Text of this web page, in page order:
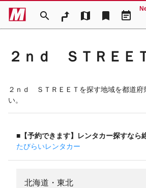
search map bookmark event_note
２ｎｄ ＳＴＲＥＥ
２ｎｄ ＳＴＲＥＥＴを探す地域を都道府
い。
■【予約できます】レンタカー探すなら
たびらいレンタカー
北海道・東北